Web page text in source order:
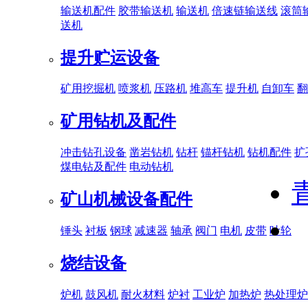
输送机配件 胶带输送机 输送机 倍速链输送线 滚筒
送机
提升贮运设备
矿用挖掘机 喷浆机 压路机 堆高车 提升机 自卸车
矿用钻机及配件
冲击钻孔设备 凿岩钻机 钻杆 锚杆钻机 钻机配件 扩
煤电钻及配件 电动钻机
矿山机械设备配件
锤头 衬板 钢球 减速器 轴承 阀门 电机 皮带 叶轮
烧结设备
炉机 鼓风机 耐火材料 炉衬 工业炉 加热炉 热处理炉